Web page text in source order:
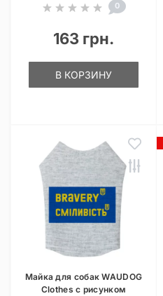
0
163 грн.
В КОРЗИНУ
Майка для собак WAUDOG
Clothes с рисунком